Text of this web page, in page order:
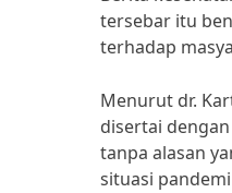
tersebar itu
terhadap
Menurut dr.
disertai
tanpa alasan
situasi